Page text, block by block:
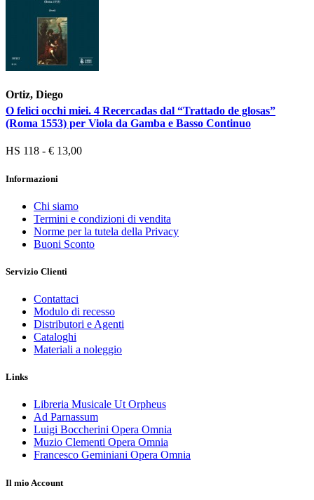
Ortiz, Diego
O felici occhi miei. 4 Recercadas dal “Trattado de glosas”
(Roma 1553) per Viola da Gamba e Basso Continuo
HS 118 - € 13,00
Informazioni
Chi siamo
Termini e condizioni di vendita
Norme per la tutela della Privacy
Buoni Sconto
Servizio Clienti
Contattaci
Modulo di recesso
Distributori e Agenti
Cataloghi
Materiali a noleggio
Links
Libreria Musicale Ut Orpheus
Ad Parnassum
Luigi Boccherini Opera Omnia
Muzio Clementi Opera Omnia
Francesco Geminiani Opera Omnia
Il mio Account